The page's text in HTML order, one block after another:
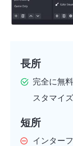
長所
完全に無
スタマイ
短所
インター